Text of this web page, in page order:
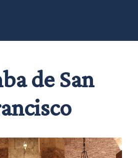
de San